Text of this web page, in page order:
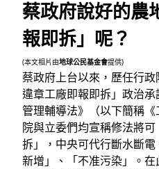
蔡政府說好的農
報即拆」呢？
(本文相片由地球公民基金會提供)
蔡政府上台以來，歷任行
違章工廠即報即拆」政治
管理輔導法》（以下簡稱
院與立委們均宣稱修法將
拆」，中央可代行斷水斷
新增」、「不准污染」。